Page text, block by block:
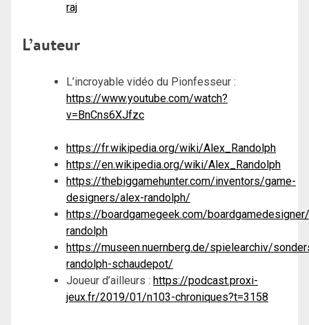
raj
L’auteur
L’incroyable vidéo du Pionfesseur :
https://www.youtube.com/watch?
v=BnCns6XJfzc
https://fr.wikipedia.org/wiki/Alex_Randolph
https://en.wikipedia.org/wiki/Alex_Randolph
https://thebiggamehunter.com/inventors/game-
designers/alex-randolph/
https://boardgamegeek.com/
randolph
https://museen.nuernberg.de/spielearchiv/
randolph-schaudepot/
Joueur d’ailleurs : https://podcast.proxi-
jeux.fr/2019/01/n103-chroniques?t=3158